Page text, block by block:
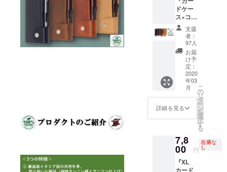
説明書
× 1個 ※
オリジ
ナルbox
に入れ
てお届
けいた
しま
す。
をお選
びくだ
さい 配
送時
期：
2020年
3月下旬
より順
次発送
予定 送
料無料
■C-
secure
【veget
wallet】
× 1個 ■
日本語
説明書
ドケー
ス×コイ
ンポ
ケット
付き』
超早割
20％OF
F コー
ス 一般
販売予
定価格
12,000
円 →
9,600円
（税・
込） ※
カラー
をお選
びくだ
支援
者：
97人
お届
け予
定：
2020
年03
月
詳細を見る
こ
の
リ
タ
ー
ン
を
選
択
す
る
7,8
00 円
在庫な
し
『XL
カード